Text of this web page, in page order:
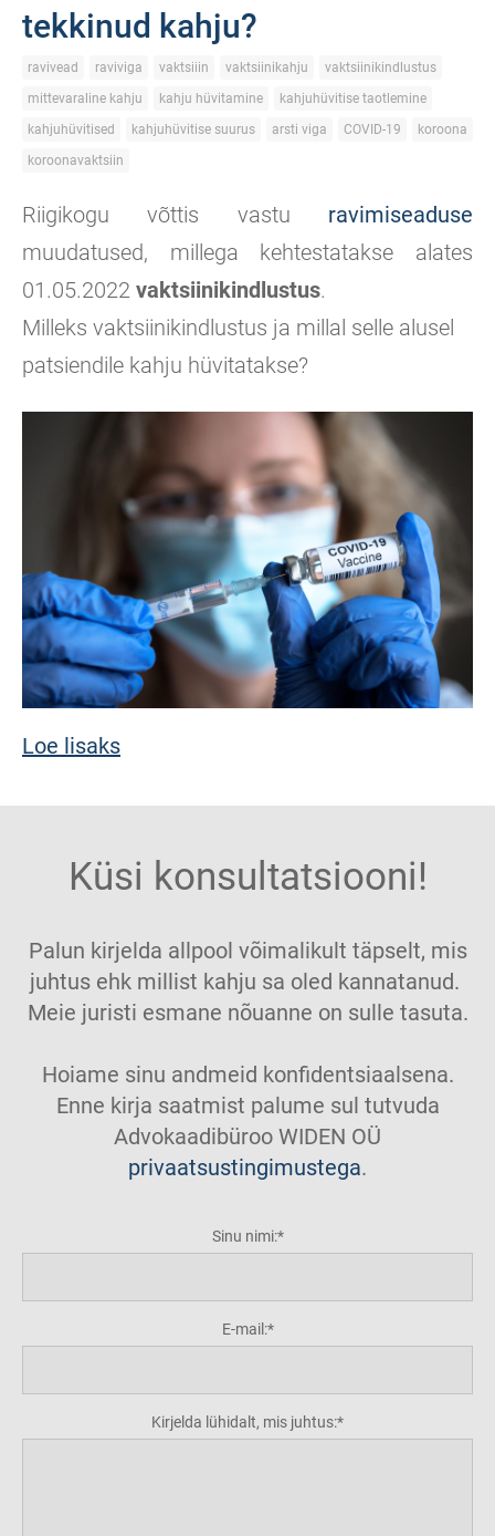
tekkinud kahju?
ravivead raviviga vaktsiiin vaktsiinikahju
vaktsiinikindlustus
mittevaraline kahju
kahju hüvitamine
kahjuhüvitise taotlemine
kahjuhüvitised
kahjuhüvitise suurus arsti viga COVID-19
koroona
koroonavaktsiin
Riigikogu võttis vastu ravimiseaduse
muudatused, millega kehtestatakse alates
01.05.2022 vaktsiinikindlustus.
Milleks vaktsiinikindlustus ja millal selle alusel
patsiendile kahju hüvitatakse?
Loe lisaks
Küsi konsultatsiooni!
Palun kirjelda allpool võimalikult täpselt, mis
juhtus ehk millist kahju sa oled kannatanud.
Meie juristi esmane nõuanne on sulle tasuta.
Hoiame sinu andmeid konfidentsiaalsena.
Enne kirja saatmist palume sul tutvuda
Advokaadibüroo WIDEN OÜ
privaatsustingimustega.
Sinu nimi:
E-mail:
Kirjelda lühidalt, mis juhtus: